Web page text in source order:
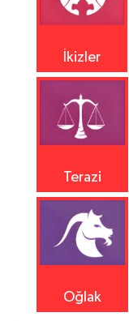
İkizler
Terazi
Oğlak